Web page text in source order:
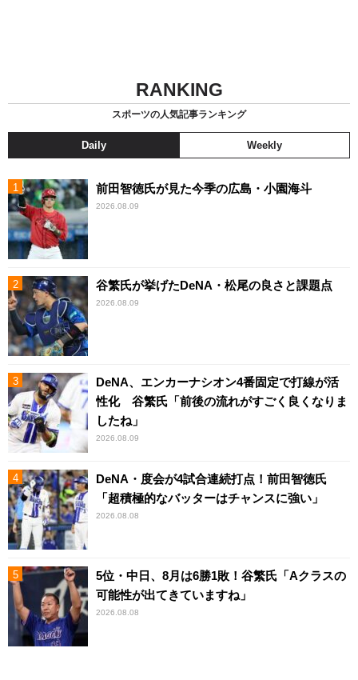
RANKING
スポーツの人気記事ランキング
Daily Weekly
前田智徳氏が見た今季の広島・小園海斗
2026.08.09
谷繁氏が挙げたDeNA・松尾の良さと課題点
2026.08.09
DeNA、エンカーナシオン4番固定で打線が活
性化 谷繁氏「前後の流れがすごく良くなりま
したね」
2026.08.09
DeNA・度会が4試合連続打点！前田智徳氏
「超積極的なバッターはチャンスに強い」
2026.08.08
5位・中日、8月は6勝1敗！谷繁氏「Aクラスの
可能性が出てきていますね」
2026.08.08